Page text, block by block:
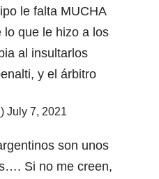
le falta MUCHA
lo que le hizo a los
al insultarlos
y el árbitro
July 7, 2021
son unos
Si no me creen,